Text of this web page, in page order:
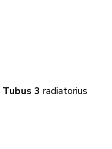
3 radiatorius